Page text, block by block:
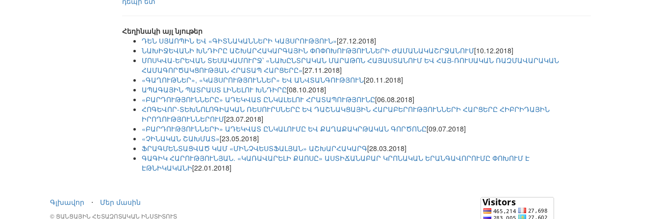
Հեղինակի այլ նյութեր
ԴԵՆ ՍՅԱՈՊԻՆ ԵՎ «ԳԻՏՆԱԿԱՆՆԵՐԻ ԿԱՅՍՐՈՒԹՅՈՒՆ»[27.12.2018]
ՆԱԽԻՋԵՎԱՆԻ ԽՆԴԻՐԸ ԱՇԽԱՐՀԱԿԱՐԳԱՅԻՆ ՓՈՓՈԽՈՒԹՅՈՒՆՆԵՐԻ ԺԱՄԱՆԱԿԱՇՐՋԱՆՈՒՄ[10.12.2018]
ՄՈՍԿՎԱ-ԵՐԵՎԱՆ ՏԵՍԱԿԱՄՈՒՐՋ՝ «ՆԱԽԸՆՏՐԱԿԱՆ ՄԱՐԱԹՈՆ ՀԱՅԱՍՏԱՆՈՒՄ ԵՎ ՀԱՅ-ՌՈՒՍԱԿԱՆ ՌԱԶՄԱՎԱՐԱԿԱՆ
ՀԱՄԱԳՈՐԾԱԿՑՈՒԹՅԱՆ ՀՐԱՏԱՊ ՀԱՐՑԵՐԸ»[27.11.2018]
«ԳԱՂՈՒԹՆԵՐ», «ԿԱՅՍՐՈՒԹՅՈՒՆՆԵՐ» ԵՎ ԱՆՎՏԱՆԳՈՒԹՅՈՒՆ[20.11.2018]
ԱՊԱԳԱՅԻՆ ՊԱՏՐԱՍՏ ԼԻՆԵԼՈՒ ԽՆԴԻՐԸ[08.10.2018]
«ԲԱՐԴՈՒԹՅՈՒՆՆԵՐԸ» ԱԴԵԿՎԱՏ ԸՆԿԱԼԵԼՈՒ ՀՐԱՏԱՊՈՒԹՅՈՒՆԸ[06.08.2018]
ՀՈԳԵՎՈՐ-ՏԵԽՆՈԼՈԳԻԱԿԱՆ ՌԵՍՈՒՐՍՆԵՐԸ ԵՎ ԴԱՇՆԱԿՑԱՅԻՆ ՀԱՐԱԲԵՐՈՒԹՅՈՒՆՆԵՐԻ ՀԱՐՑԵՐԸ ՀԻԲՐԻԴԱՅԻՆ
ԻՐՈՂՈՒԹՅՈՒՆՆԵՐՈՒՄ[23.07.2018]
«ԲԱՐԴՈՒԹՅՈՒՆՆԵՐԻ» ԱԴԵԿՎԱՏ ԸՆԿԱԼՈՒՄԸ ԵՎ ՔԱՂԱՔԱԿՐԹԱԿԱՆ ԳՈՐԾՈՆԸ[09.07.2018]
«ՉԻՆԱԿԱՆ ՇԱԽՄԱՏ»[23.05.2018]
ՖՐԱԳՄԵՆՏԱՑՎԱԾ ԿԱՄ «ՄԻՆՉՎԵՍՏՖԱԼՅԱՆ» ԱՇԽԱՐՀԱԿԱՐԳ[28.03.2018]
ԳԱԳԻԿ ՀԱՐՈՒԹՅՈՒՆՅԱՆ. «ԿԱՌԱՎԱՐԵԼԻ ՔԱՈՍԸ» ԱՍՏԻՃԱՆԱԲԱՐ ԿՐՈՆԱԿԱՆ ԵՐԱՆԳԱՎՈՐՈՒՄԸ ՓՈԽՈՒՄ Է
ԷԹՆԻԿԱԿԱՆԻ[22.01.2018]
Գլխավոր ⋅ Մեր մասին
© ՑԱՆՑԱՅԻՆ ՀԵՏԱԶՈՏԱԿԱՆ ԻՆՍՏԻՏՈՒՏ